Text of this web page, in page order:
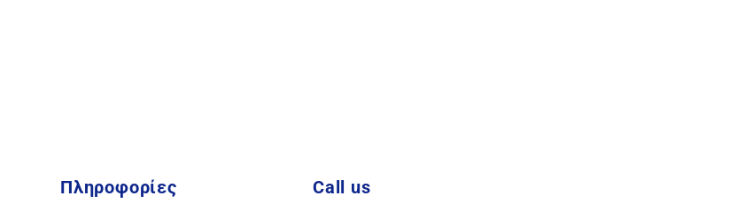
Πληροφορίες Call us